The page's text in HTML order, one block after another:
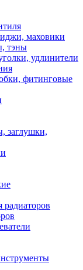
маховики
тэны
удлинители
фитинговые
заглушки,